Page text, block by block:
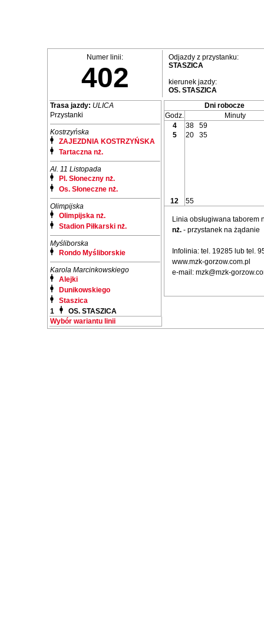
Numer linii:
402
Odjazdy z przystanku:
STASZICA
kierunek jazdy:
OS. STASZICA
Trasa jazdy: ULICA
Przystanki
Kostrzyńska
ZAJEZDNIA KOSTRZYŃSKA
Tartaczna nż.
Al. 11 Listopada
Pl. Słoneczny nż.
Os. Słoneczne nż.
Olimpijska
Olimpijska nż.
Stadion Piłkarski nż.
Myśliborska
Rondo Myśliborskie
Karola Marcinkowskiego
Alejki
Dunikowskiego
Staszica
1
OS. STASZICA
Wybór wariantu linii
Dni robocze
Godz.
Minuty
4
38
59
5
20 35
12 55
Linia obsługiwana taborem
nż. - przystanek na żądanie
Infolinia: tel. 19285 lub tel.
www.mzk-gorzow.com.pl
e-mail: mzk@mzk-